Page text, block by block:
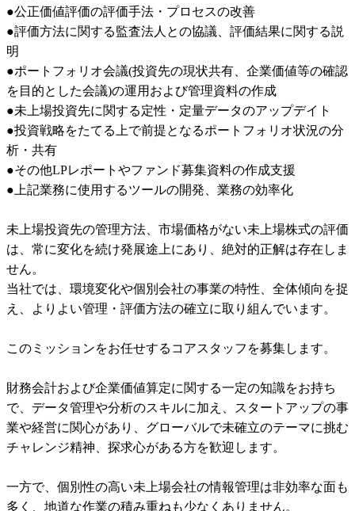
●公正価値評価の評価手法・プロセスの改善
●評価方法に関する監査法人との協議、評価結果に関する説
明
●ポートフォリオ会議(投資先の現状共有、企業価値等の確認
を目的とした会議)の運用および管理資料の作成
●未上場投資先に関する定性・定量データのアップデイト
●投資戦略をたてる上で前提となるポートフォリオ状況の分
析・共有
●その他LPレポートやファンド募集資料の作成支援
●上記業務に使用するツールの開発、業務の効率化
未上場投資先の管理方法、市場価格がない未上場株式の評価
は、常に変化を続け発展途上にあり、絶対的正解は存在しま
せん。
当社では、環境変化や個別会社の事業の特性、全体傾向を捉
え、よりよい管理・評価方法の確立に取り組んでいます。
このミッションをお任せするコアスタッフを募集します。
財務会計および企業価値算定に関する一定の知識をお持ち
で、データ管理や分析のスキルに加え、スタートアップの事
業や経営に関心があり、グローバルで未確立のテーマに挑む
チャレンジ精神、探求心がある方を歓迎します。
一方で、個別性の高い未上場会社の情報管理は非効率な面も
多く、地道な作業の積み重ねも少なくありません。